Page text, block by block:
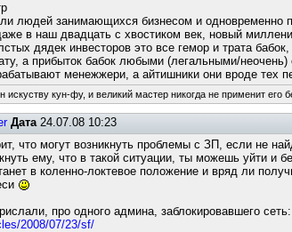
людей занимающихся бизнесом и одновременно
в наш двадцать с хвостиком век, новый
дядек инвесторов это все гемор и трата бабок,
а прибыток бабок любыми (легальными/неочень)
менежжери, а айтишники они вроде тех
искуству кун-фу, и великий мастер никогда не применит его
Дата24.07.08 10:23
что могут возникнуть проблемы с ЗП, если не
ему, что в такой ситуации, ты можешь уйти и
в коленно-локтевое положение и вряд ли
про одного админа, заблокировавшего сеть:
2008/07/23/sf/